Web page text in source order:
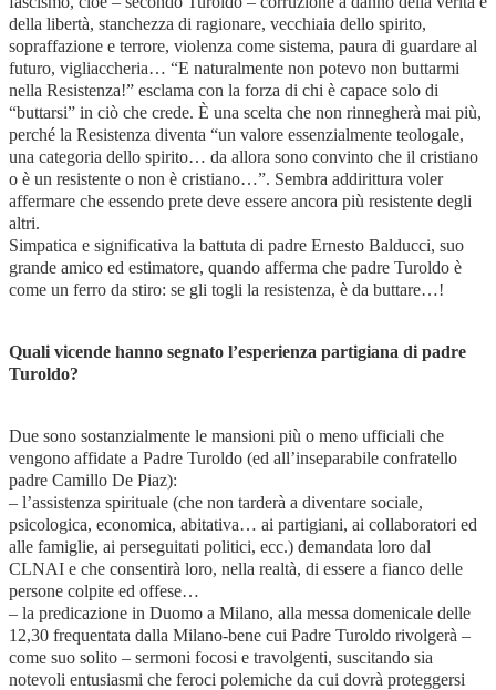
della libertà, stanchezza di ragionare, vecchiaia dello spirito,
sopraffazione e terrore, violenza come sistema, paura di guardare al
futuro, vigliaccheria… “E naturalmente non potevo non buttarmi
nella Resistenza!” esclama con la forza di chi è capace solo di
“buttarsi” in ciò che crede. È una scelta che non rinnegherà mai più,
perché la Resistenza diventa “un valore essenzialmente teologale,
una categoria dello spirito… da allora sono convinto che il cristiano
o è un resistente o non è cristiano…”. Sembra addirittura voler
affermare che essendo prete deve essere ancora più resistente degli
altri.
Simpatica e significativa la battuta di padre Ernesto Balducci, suo
grande amico ed estimatore, quando afferma che padre Turoldo è
come un ferro da stiro: se gli togli la resistenza, è da buttare…!
Quali vicende hanno segnato l’esperienza partigiana di padre
Turoldo?
Due sono sostanzialmente le mansioni più o meno ufficiali che
vengono affidate a Padre Turoldo (ed all’inseparabile confratello
padre Camillo De Piaz):
– l’assistenza spirituale (che non tarderà a diventare sociale,
psicologica, economica, abitativa… ai partigiani, ai collaboratori ed
alle famiglie, ai perseguitati politici, ecc.) demandata loro dal
CLNAI e che consentirà loro, nella realtà, di essere a fianco delle
persone colpite ed offese…
– la predicazione in Duomo a Milano, alla messa domenicale delle
12,30 frequentata dalla Milano-bene cui Padre Turoldo rivolgerà –
come suo solito – sermoni focosi e travolgenti, suscitando sia
notevoli entusiasmi che feroci polemiche da cui dovrà proteggersi